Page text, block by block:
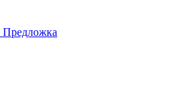
Предложка